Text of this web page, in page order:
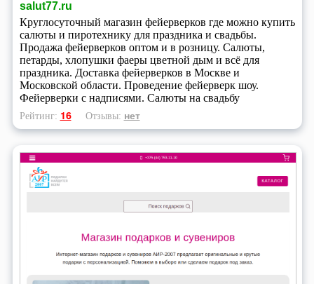
salut77.ru
Круглосуточный магазин фейерверков где можно купить
салюты и пиротехнику для праздника и свадьбы.
Продажа фейерверков оптом и в розницу. Салюты,
петарды, хлопушки фаеры цветной дым и всё для
праздника. Доставка фейерверков в Москве и
Московской области. Проведение фейерверк шоу.
Фейерверки с надписями. Салюты на свадьбу
Рейтинг: 16 Отзывы: нет